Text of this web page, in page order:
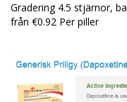
Gradering 4.5 stjärnor,
från €0.92 Per piller